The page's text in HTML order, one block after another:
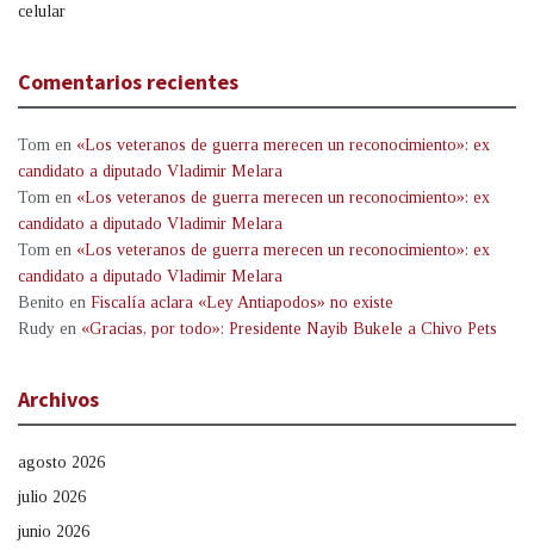
celular
Comentarios recientes
Tom en «Los veteranos de guerra merecen un reconocimiento»: ex
candidato a diputado Vladimir Melara
Tom en «Los veteranos de guerra merecen un reconocimiento»: ex
candidato a diputado Vladimir Melara
Tom en «Los veteranos de guerra merecen un reconocimiento»: ex
candidato a diputado Vladimir Melara
Benito en Fiscalía aclara «Ley Antiapodos» no existe
Rudy en «Gracias, por todo»: Presidente Nayib Bukele a Chivo Pets
Archivos
agosto 2026
julio 2026
junio 2026